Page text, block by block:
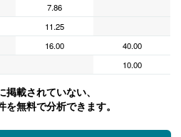
7.86
11.25
16.00
40.00
10.00
掲載されていない、
を無料で分析できます。